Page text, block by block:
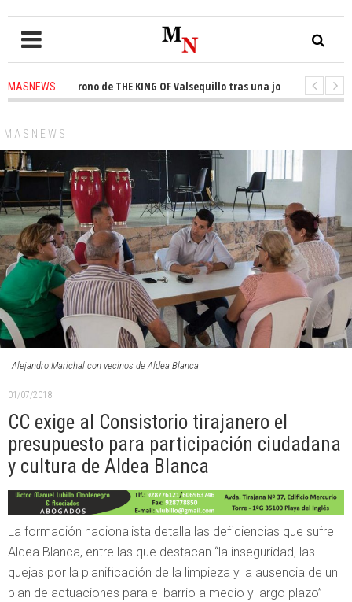
MASNEWS
el trono de THE KING OF Valsequillo tras una jornada de baloncesto
MASNEWS
Alejandro Marichal con vecinos de Aldea Blanca
01/07/2018
CC exige al Consistorio tirajanero el
presupuesto para participación ciudadana
y cultura de Aldea Blanca
La formación nacionalista detalla las deficiencias que sufre
Aldea Blanca, entre las que destacan “la inseguridad, las
quejas por la planificación de la limpieza y la ausencia de un
plan de actuaciones para el barrio a medio y largo plazo”